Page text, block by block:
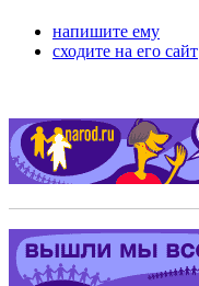
напишите ему
сходите на его сайт